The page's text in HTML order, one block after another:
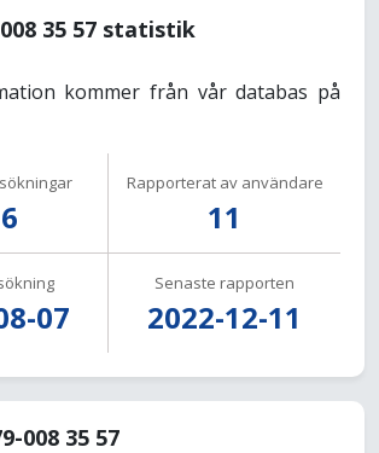
35 57 statistik
kommer från vår databas på
Rapporterat av användare
11
07
Senaste rapporten
2022-12-11
008 35 57